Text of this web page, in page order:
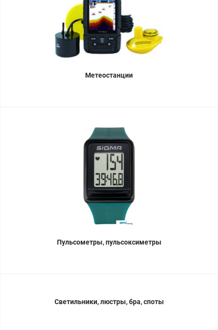
Метеостанции
Пульсометры, пульсоксиметры
Светильники, люстры, бра, споты